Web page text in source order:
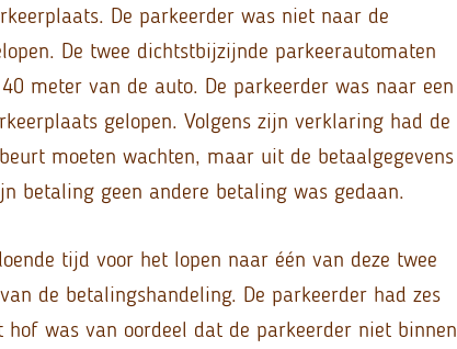
De parkeerder was niet naar de
De twee dichtstbijzijnde parkeerautomaten
meter van de auto. De parkeerder was naar een
gelopen. Volgens zijn verklaring had de
moeten wachten, maar uit de betaalgegevens
betaling geen andere betaling was gedaan.
tijd voor het lopen naar één van deze twee
de betalingshandeling. De parkeerder had zes
was van oordeel dat de parkeerder niet binnen